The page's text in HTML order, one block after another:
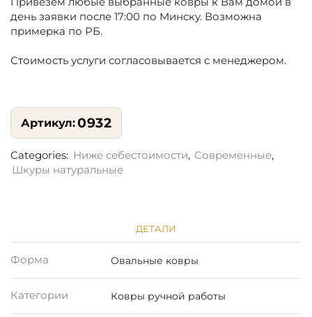
день заявки после 17:00 по Минску. Возможна
примерка по РБ.
Стоимость услуги согласовывается с менеджером.
0932
Categories: Ниже себестоимости, Современные,
Шкуры натуральные
ДЕТАЛИ
Форма Овальные ковры
Категории Ковры ручной работы